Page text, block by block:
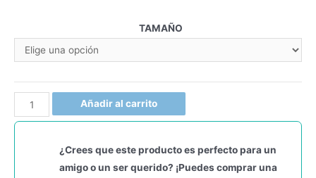
TAMAÑO
Añadir al carrito
¿Crees que este producto es perfecto para un
amigo o un ser querido? ¡Puedes comprar una